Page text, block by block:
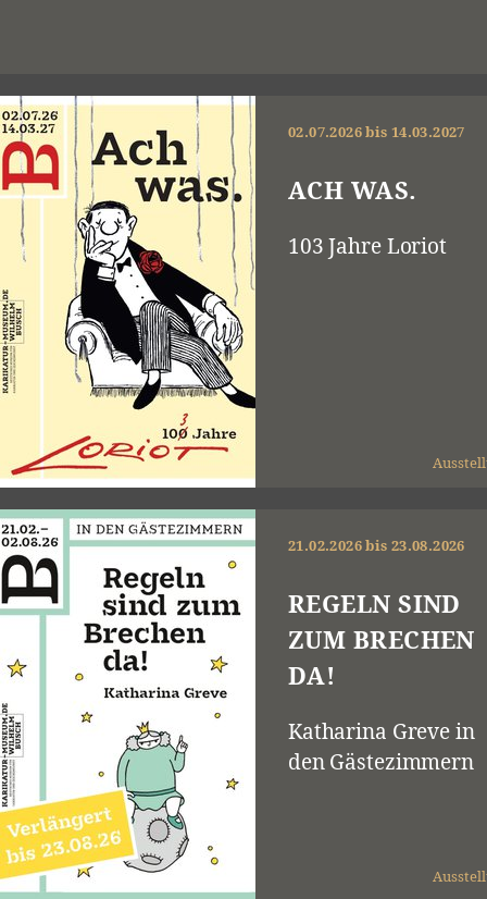
02.07.2026 bis 14.03.2027
ACH WAS.
103 Jahre Loriot
21.02.2026 bis 23.08.2026
REGELN SIND
ZUM BRECHEN
DA!
Katharina Greve in
den Gästezimmern